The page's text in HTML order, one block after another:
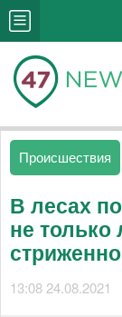
Происшествия
В лесах
не
13:08 24.08.2021